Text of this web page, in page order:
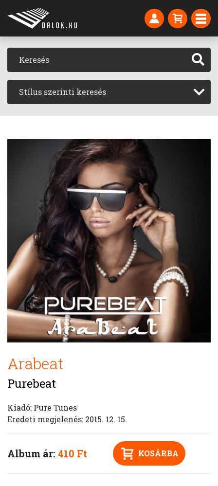
Stílus szerinti keresés
Arabeat
Purebeat
Kiadó: Pure Tunes
Eredeti megjelenés: 2015. 12. 15.
Album ár: 410 Ft KOSÁRBA